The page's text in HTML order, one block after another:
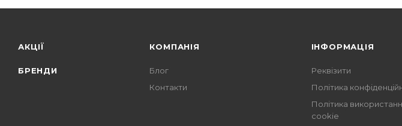
АКЦІЇ
БРЕНДИ
КОМПАНІЯ
Блог
Контакти
ІНФОРМАЦІЯ
Реквізити
Політика
Політика
cookie